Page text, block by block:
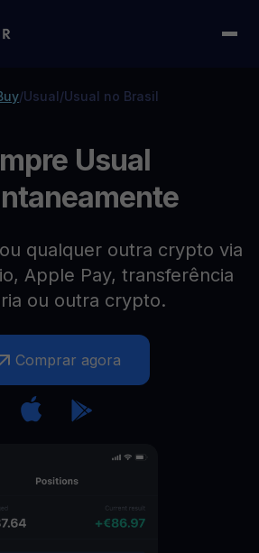
/Usual/Usual no Brasil
Usual
qualquer outra crypto via
Apple Pay, transferência
ou outra crypto.
Comprar agora